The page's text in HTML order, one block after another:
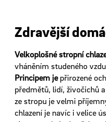
Zdravější
Velkoplošné stropní
vháněním studeného
Principem jepřirozené
předmětů, lidí, živočichů
ze stropu je velmi
chlazení je navíc i velice